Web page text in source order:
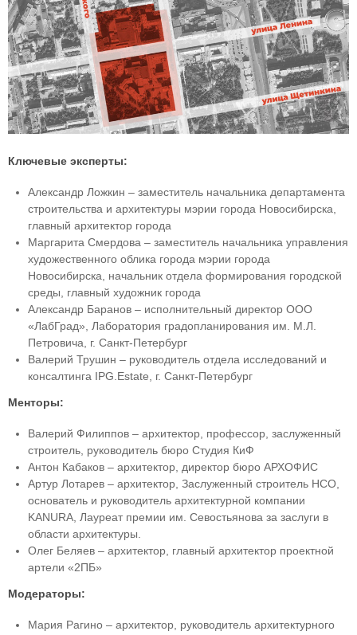
Ключевые эксперты:
Александр Ложкин – заместитель начальника департамента
строительства и архитектуры мэрии города Новосибирска,
главный архитектор города
Маргарита Смердова – заместитель начальника управления
художественного облика города мэрии города
Новосибирска, начальник отдела формирования городской
среды, главный художник города
Александр Баранов – исполнительный директор ООО
«ЛабГрад», Лаборатория градопланирования им. М.Л.
Петровича, г. Cанкт-Петербург
Валерий Трушин – руководитель отдела исследований и
консалтинга IPG.Estate, г. Cанкт-Петербург
Менторы:
Валерий Филиппов – архитектор, профессор, заслуженный
строитель, руководитель бюро Студия КиФ
Антон Кабаков – архитектор, директор бюро АРХОФИС
Артур Лотарев – архитектор, Заслуженный строитель НСО,
основатель и руководитель архитектурной компании
KANURA, Лауреат премии им. Севостьянова за заслуги в
области архитектуры.
Олег Беляев – архитектор, главный архитектор проектной
артели «2ПБ»
Модераторы:
Мария Рагино – архитектор, руководитель архитектурного